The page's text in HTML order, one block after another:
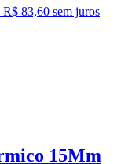
R$ 83,60 sem juros
15Mm